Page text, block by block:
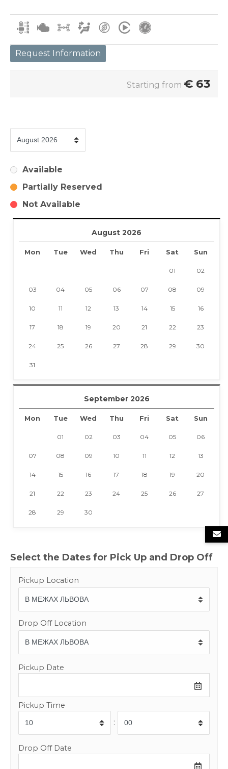
Request Information
Starting from € 63
Available
Partially Reserved
Not Available
August 2026
Mon Tue Wed Thu Fri Sat Sun
01 02
03 04 05 06 07 08 09
10 11 12 13 14 15 16
17 18 19 20 21 22 23
24 25 26 27 28 29 30
31
September 2026
Mon Tue Wed Thu Fri Sat Sun
01 02 03 04 05 06
07 08 09 10 11 12 13
14 15 16 17 18 19 20
21 22 23 24 25 26 27
28 29 30
Select the Dates for Pick Up and Drop Off
Pickup Location
Drop Off Location
Pickup Date
Pickup Time
:
Drop Off Date